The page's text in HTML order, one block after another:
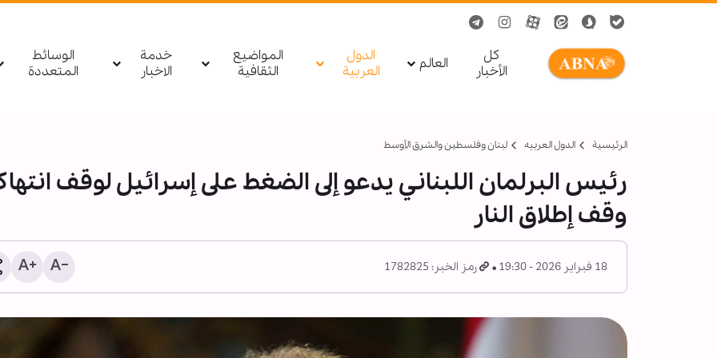
کل
الأخبار
العالم
الدول
العربیة
المواضيع
الثقافية
خدمة
الاخبار
الوسائط
المتعددة
الرئيسية الدول العربیه لبنان وفلسطين والشرق الأوسط
رئيس البرلمان اللبناني يدعو إلى الضغط على إسرائيل لوقف
وقف إطلاق النار
18 فبراير 2026 - 19:30 رمز الخبر: 1782825
1255 شهيدا منذ وقف النار في غزة
تقرير مصور/ مؤسسة
(ع) تقيم ملتقى الأربعين